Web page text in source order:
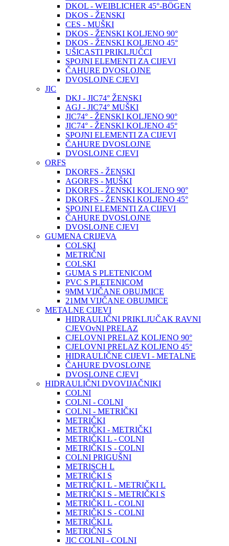
DKOL - WEIBLICHER 45°-BÖGEN
DKOS - ŽENSKI
CES - MUŠKI
DKOS - ŽENSKI KOLJENO 90°
DKOS - ŽENSKI KOLJENO 45°
UŠICASTI PRIKLJUČCI
SPOJNI ELEMENTI ZA CIJEVI
ČAHURE DVOSLOJNE
DVOSLOJNE CJEVI
JIC
DKJ - JIC74° ŽENSKI
AGJ - JIC74° MUŠKI
JIC74° - ŽENSKI KOLJENO 90°
JIC74° - ŽENSKI KOLJENO 45°
SPOJNI ELEMENTI ZA CIJEVI
ČAHURE DVOSLOJNE
DVOSLOJNE CJEVI
ORFS
DKORFS - ŽENSKI
AGORFS - MUŠKI
DKORFS - ŽENSKI KOLJENO 90°
DKORFS - ŽENSKI KOLJENO 45°
SPOJNI ELEMENTI ZA CIJEVI
ČAHURE DVOSLOJNE
DVOSLOJNE CJEVI
GUMENA CRIJEVA
COLSKI
METRIČNI
COLSKI
GUMA S PLETENICOM
PVC S PLETENICOM
9MM VIJČANE OBUJMICE
21MM VIJČANE OBUJMICE
METALNE CIJEVI
HIDRAULIČNI PRIKLJUČAK RAVNI
CJEVOvNI PRELAZ
CJELOVNI PRELAZ KOLJENO 90°
CJELOVNI PRELAZ KOLJENO 45°
HIDRAULIČNE CIJEVI - METALNE
ČAHURE DVOSLOJNE
DVOSLOJNE CJEVI
HIDRAULIČNI DVOVIJAČNIKI
COLNI
COLNI - COLNI
COLNI - METRIČKI
METRIČKI
METRIČKI - METRIČKI
METRIČKI L - COLNI
METRIČKI S - COLNI
COLNI PRIGUŠNI
METRISCH L
METRIČKI S
METRIČKI L - METRIČKI L
METRIČKI S - METRIČKI S
METRIČKI L - COLNI
METRIČKI S - COLNI
METRIČKI L
METRIČNI S
JIC COLNI - COLNI